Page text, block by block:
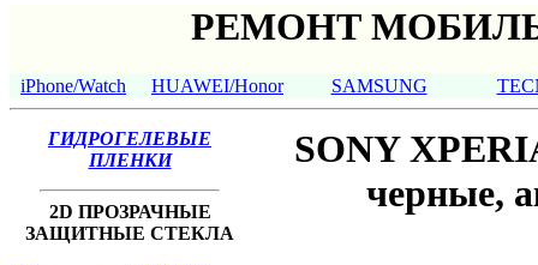
РЕМОНТ
iPhone/Watch HUAWEI/Honor SAMSUNG
ГИДРОГЕЛЕВЫЕ
ПЛЕНКИ
2D ПРОЗРАЧНЫЕ
ЗАЩИТНЫЕ СТЕКЛА
SONY
черные,